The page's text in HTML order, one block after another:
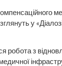
у
робота з